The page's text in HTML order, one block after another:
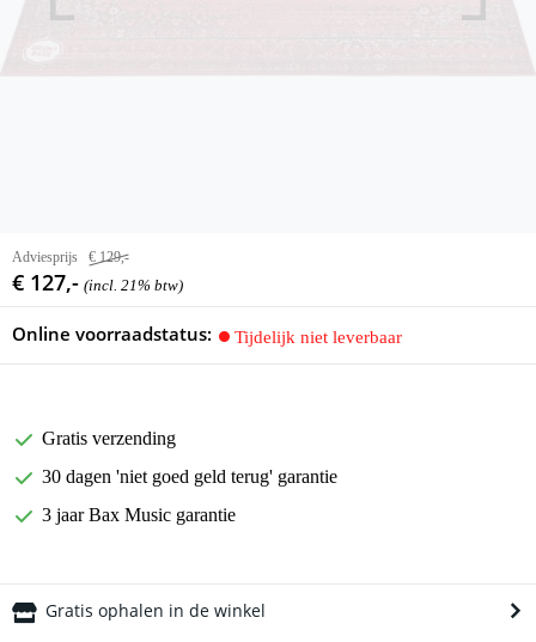
Adviesprijs € 129,-
€ 127,- (incl. 21% btw)
Online voorraadstatus: Tijdelijk niet leverbaar
Gratis verzending
30 dagen 'niet goed geld terug' garantie
3 jaar Bax Music garantie
Gratis ophalen in de winkel